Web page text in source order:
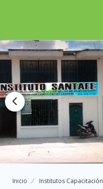
Inicio Institutos Capacitación